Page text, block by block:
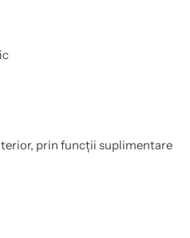
prin funcții suplimentare